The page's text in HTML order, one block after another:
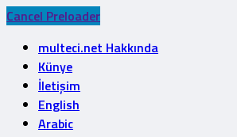
Cancel Preloader
multeci.net Hakkında
Künye
İletişim
English
Arabic